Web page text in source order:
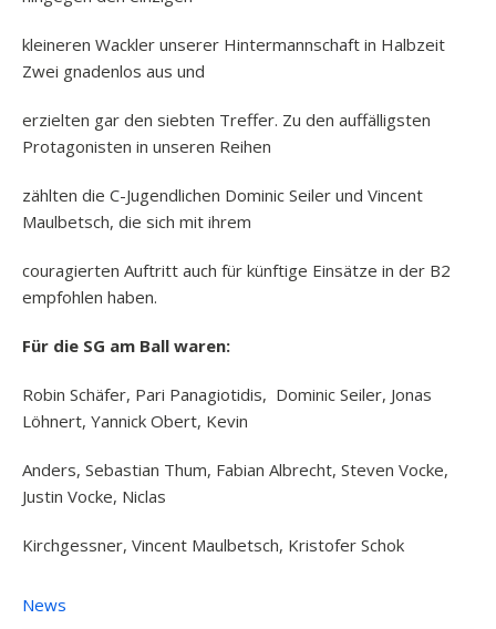
kleineren Wackler unserer Hintermannschaft in Halbzeit
Zwei gnadenlos aus und
erzielten gar den siebten Treffer. Zu den auffälligsten
Protagonisten in unseren Reihen
zählten die C-Jugendlichen Dominic Seiler und Vincent
Maulbetsch, die sich mit ihrem
couragierten Auftritt auch für künftige Einsätze in der B2
empfohlen haben.
Für die SG am Ball waren:
Robin Schäfer, Pari Panagiotidis, Dominic Seiler, Jonas
Löhnert, Yannick Obert, Kevin
Anders, Sebastian Thum, Fabian Albrecht, Steven Vocke,
Justin Vocke, Niclas
Kirchgessner, Vincent Maulbetsch, Kristofer Schok
News